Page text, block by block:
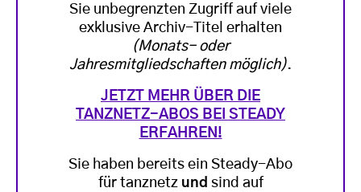
Sie unbegrenzten Zugriff auf viele
exklusive Archiv-Titel erhalten
(Monats- oder
Jahresmitgliedschaften möglich).
JETZT MEHR ÜBER DIE
TANZNETZ-ABOS BEI STEADY
ERFAHREN!
Sie haben bereits ein Steady-Abo
für tanznetz und sind auf